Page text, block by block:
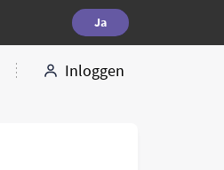
Ja
Inloggen